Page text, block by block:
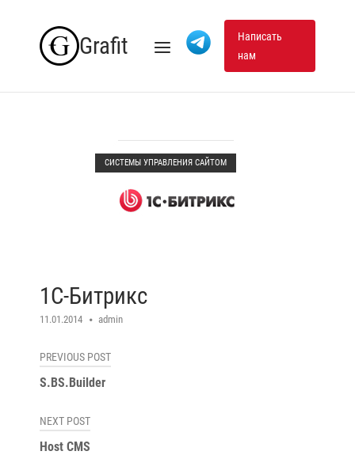
Grafit Menu
Написать
нам
СИСТЕМЫ УПРАВЛЕНИЯ САЙТОМ
1С-Битрикс
11.01.2014 admin
Навигация
по
PREVIOUS POST
S.BS.Builder
NEXT POST
Host CMS